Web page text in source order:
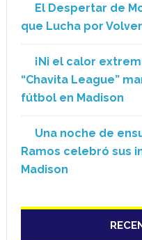
El Despertar de
que Lucha por
¡Ni el calor
“Chavita League”
fútbol en Madison
Una noche de
Ramos celebró sus
Madison